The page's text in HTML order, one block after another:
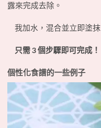
露來完成去除。
我加水，混合並立即塗抹
只需 3 個步驟即可完成！
個性化食譜的一些例子